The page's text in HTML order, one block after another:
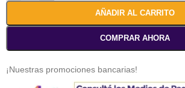
AÑADIR AL CARRITO
COMPRAR AHORA
¡Nuestras promociones bancarias!